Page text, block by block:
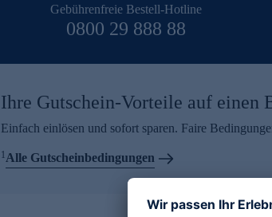
Gebührenfreie Bestell-Hotline
0800 29 888 88
Ihre Gutschein-Vorteile auf einen
Einfach einlösen und sofort sparen. Faire
1Alle Gutscheinbedingungen